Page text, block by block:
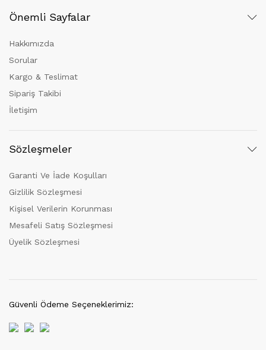
Önemli Sayfalar
Hakkımızda
Sorular
Kargo & Teslimat
Sipariş Takibi
İletişim
Sözleşmeler
Garanti Ve İade Koşulları
Gizlilik Sözleşmesi
Kişisel Verilerin Korunması
Mesafeli Satış Sözleşmesi
Üyelik Sözleşmesi
Güvenli Ödeme Seçeneklerimiz: